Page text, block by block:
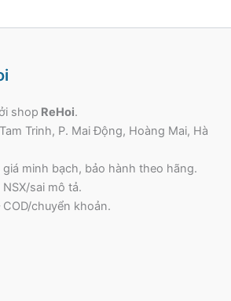
shop ReHoi.
Trinh, P. Mai Động, Hoàng Mai, Hà
minh bạch, bảo hành theo hãng.
NSX/sai mô tả.
chuyển khoản.